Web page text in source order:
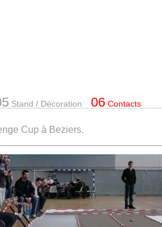
Stand / Décoration 06Contacts
Cup à Beziers.